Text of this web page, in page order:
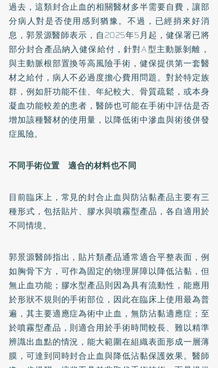
過去，這類封合止血的相關醫材多半需要自費，讓部
分病人對是否使用感到猶豫。不過，已經捎來好消
息，郭景源醫師表示，自2025年5月起，健保署已將
部分封合產品納入健保給付，針對A型主動脈剝離，
與主動脈根部置換等高風險手術，健保提供第一套醫
材之給付，病人不必過度擔心費用問題。對於特定族
群，例如肝功能不佳、年紀較大、骨質疏鬆，或本身
凝血功能較差的患者，醫師也可能在手術中評估是否
增加該種醫材的使用量，以降低術中滲血與術後併發
症風險。
不同手術位置 適合的材料也不同
目前臨床上，常見的封合止血與防沾黏產品主要有三
種形式，包括貼片、膠水與噴霧型產品，各自適用於
不同情境。
郭景源醫師指出，貼片類產品通常適合平整表面，例
如胸骨下方，可作為固定的物理屏障以降低沾黏，但
無止血功能；膠水型產品則因為具有流動性，能應用
於形狀不規則的手術部位，因此在臨床上使用最為普
遍，其主要適應症為術中止血，無防沾黏適應症；至
於噴霧型產品，則適合用於手術時間較長、難以精準
辨識出血點的情況，能大範圍在組織表面形成一層薄
膜，可達到同時封合止血與降低沾黏保護效果。醫師